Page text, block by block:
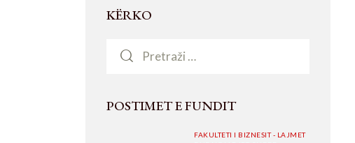
KËRKO
POSTIMET E FUNDIT
FAKULTETI I BIZNESIT - LAJMET